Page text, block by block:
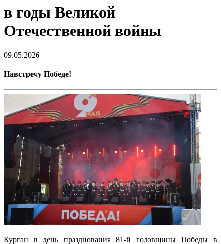
в годы Великой
Отечественной войны
09.05.2026
Навстречу Победе!
Курган в день празднования 81-й годовщины Победы в